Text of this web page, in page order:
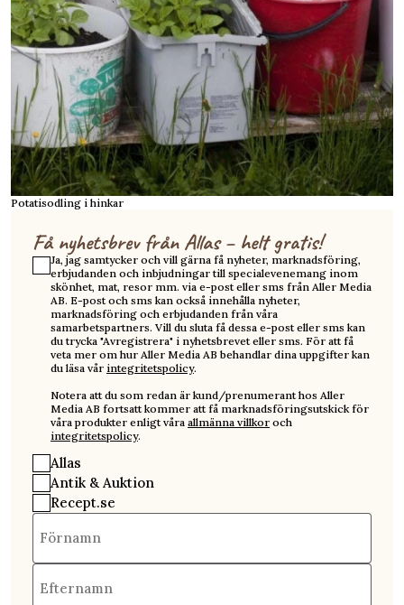
Potatisodling i hinkar
Få nyhetsbrev från Allas – helt gratis!
Ja, jag samtycker och vill gärna få nyheter, marknadsföring,
erbjudanden och inbjudningar till specialevenemang inom
skönhet, mat, resor mm. via e-post eller sms från Aller Media
AB. E-post och sms kan också innehålla nyheter,
marknadsföring och erbjudanden från våra
samarbetspartners. Vill du sluta få dessa e-post eller sms kan
du trycka "Avregistrera" i nyhetsbrevet eller sms. För att få
veta mer om hur Aller Media AB behandlar dina uppgifter kan
du läsa vår integritetspolicy.
Notera att du som redan är kund/prenumerant hos Aller
Media AB fortsatt kommer att få marknadsföringsutskick för
våra produkter enligt våra allmänna villkor och
integritetspolicy.
Allas
Antik & Auktion
Recept.se
Förnamn
Efternamn